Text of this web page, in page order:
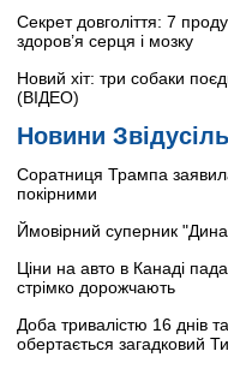
Секрет довголіття: 7
здоров’я серця і мозку
Новий хіт: три собаки
(ВІДЕО)
Новини Звідусіль
Соратниця Трампа
покірними
Ймовірний суперник
Ціни на авто в Канаді
стрімко дорожчають
Доба тривалістю 16 днів
обертається загадковий